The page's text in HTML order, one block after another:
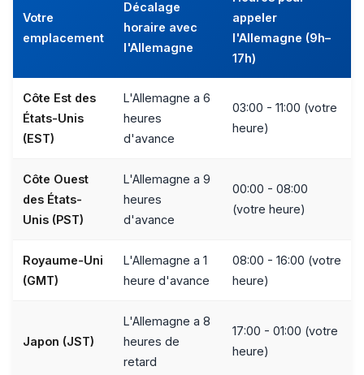
Votre
emplacement
Décalage
horaire avec
l'Allemagne
appeler
l'Allemagne (9h–
17h)
Côte Est des
États-Unis
(EST)
L'Allemagne a 6
heures
d'avance
03:00 - 11:00 (votre
heure)
Côte Ouest
des États-
Unis (PST)
L'Allemagne a 9
heures
d'avance
00:00 - 08:00
(votre heure)
Royaume-Uni
(GMT)
L'Allemagne a 1
heure d'avance
08:00 - 16:00 (votre
heure)
Japon (JST)
L'Allemagne a 8
heures de
retard
17:00 - 01:00 (votre
heure)